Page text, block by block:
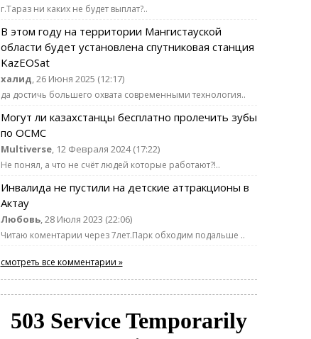
г.Тараз ни каких не будет выплат?..
В этом году на территории Мангистауской
области будет установлена спутниковая станция
KazEOSat
халид, 26 Июня 2025 (12:17)
да достичь большего охвата современными технология..
Могут ли казахстанцы бесплатно пролечить зубы
по ОСМС
Multiverse, 12 Февраля 2024 (17:22)
Не понял, а что не счёт людей которые работают?!..
Инвалида не пустили на детские аттракционы в
Актау
Любовь, 28 Июля 2023 (22:06)
Читаю коментарии через 7лет.Парк обходим подальше ..
смотреть все комментарии »